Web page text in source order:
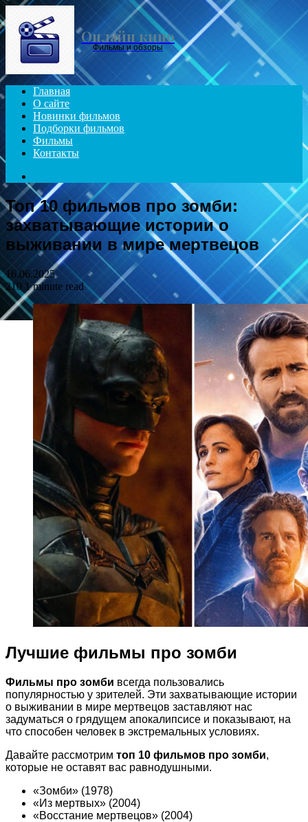
Menu
Онлайн кино
Фильмы и обзоры
Главная
О сайте
Новинки фильмов
Подборки фильмов
Фильмы
Контакты
for
Топ 10 фильмов про зомби:
захватывающие истории о
выживании в мире мертвецов
16.06.2025
210 1 minute read
Лучшие фильмы про зомби
Фильмы про зомби всегда пользовались
популярностью у зрителей. Эти захватывающие истории
о выживании в мире мертвецов заставляют нас
задуматься о грядущем апокалипсисе и показывают, на
что способен человек в экстремальных условиях.
Давайте рассмотрим топ 10 фильмов про зомби,
которые не оставят вас равнодушными.
«Зомби» (1978)
«Из мертвых» (2004)
«Восстание мертвецов» (2004)